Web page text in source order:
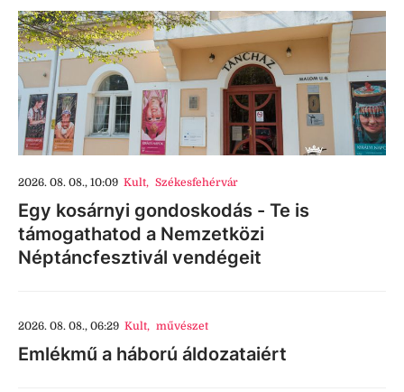
2026. 08. 08., 10:09 Kult, Székesfehérvár
Egy kosárnyi gondoskodás - Te is
támogathatod a Nemzetközi
Néptáncfesztivál vendégeit
2026. 08. 08., 06:29 Kult, művészet
Emlékmű a háború áldozataiért